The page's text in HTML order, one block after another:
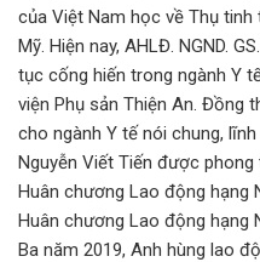
của Việt Nam học về Thụ
Mỹ. Hiện nay, AHLĐ. NGND.
tục cống hiến trong ngành Y
viện Phụ sản Thiện An. Đồng
cho ngành Y tế nói chung,
Nguyễn Viết Tiến được
Huân chương Lao động hạng
Huân chương Lao động hạng
Ba năm 2019, Anh hùng lao